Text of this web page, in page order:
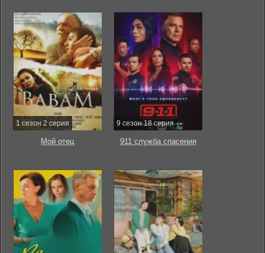
1 сезон 2 серия
Мой отец
9 сезон 18 серия
911 служба спасения